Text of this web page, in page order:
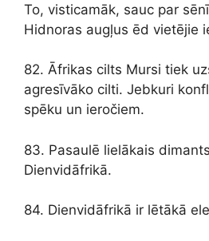
To, visticamāk, sauc par
Hidnoras augļus ēd vietējie
82. Āfrikas cilts Mursi tiek
agresīvāko cilti. Jebkuri
spēku un ieročiem.
83. Pasaulē lielākais
Dienvidāfrikā.
84. Dienvidāfrikā ir lētākā